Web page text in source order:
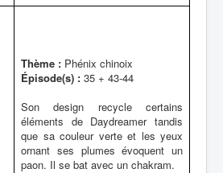
Thème : Phénix chinoix
Épisode(s) : 35 + 43-44
Son design recycle certains
éléments de Daydreamer tandis
que sa couleur verte et les yeux
ornant ses plumes évoquent un
paon. Il se bat avec un chakram.